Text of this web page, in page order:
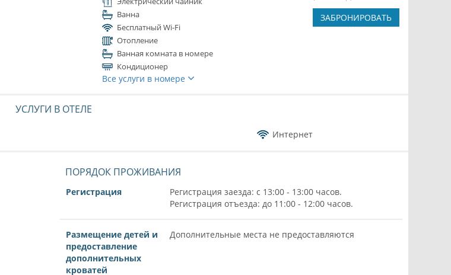
Ванна
Бесплатный Wi-Fi
Отопление
Ванная комната в номере
Кондиционер
Все услуги в номере
ЗАБРОНИРОВАТЬ
УСЛУГИ В ОТЕЛЕ
Интернет
ПОРЯДОК ПРОЖИВАНИЯ
Регистрация
Регистрация заезда: с 13:00 - 13:00 часов.
Регистрация отъезда: до 11:00 - 12:00 часов.
Размещение детей и
предоставление
дополнительных
кроватей
Дополнительные места не предоставляются